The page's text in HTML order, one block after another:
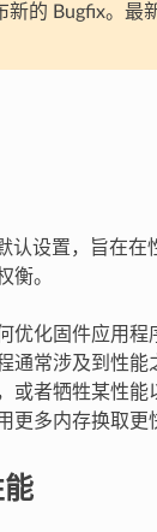
新的 Bugfix。最
认设置，旨在在
衡。
优化固件应用程
通常涉及到性能
或者牺牲某性能
更多内存换取更